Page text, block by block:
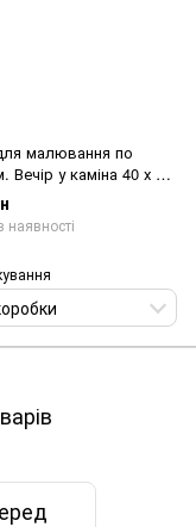
малювання по
Вечір у каміна 40 х 50